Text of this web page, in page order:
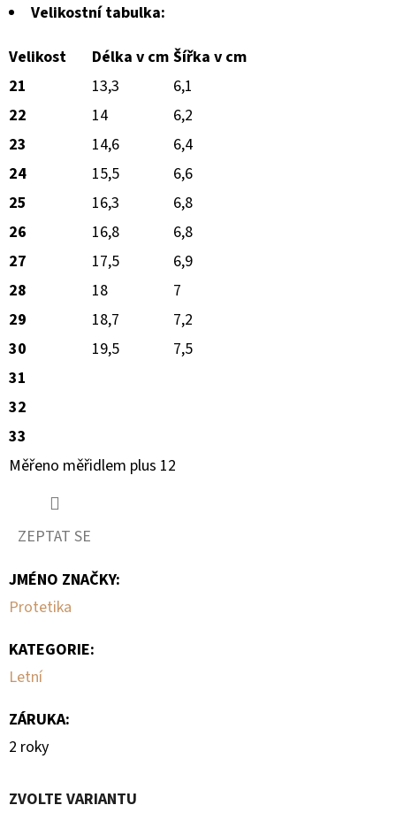
Velikostní tabulka:
Velikost
Délka v cm Šířka v cm
21
13,3
6,1
22
14
6,2
23
14,6
6,4
24
15,5
6,6
25
16,3
6,8
26
16,8
6,8
27
17,5
6,9
28
18
7
29
18,7
7,2
30
19,5
7,5
31
32
33
Měřeno měřidlem plus 12
ZEPTAT SE
JMÉNO ZNAČKY:
Protetika
KATEGORIE:
Letní
ZÁRUKA:
2 roky
ZVOLTE VARIANTU